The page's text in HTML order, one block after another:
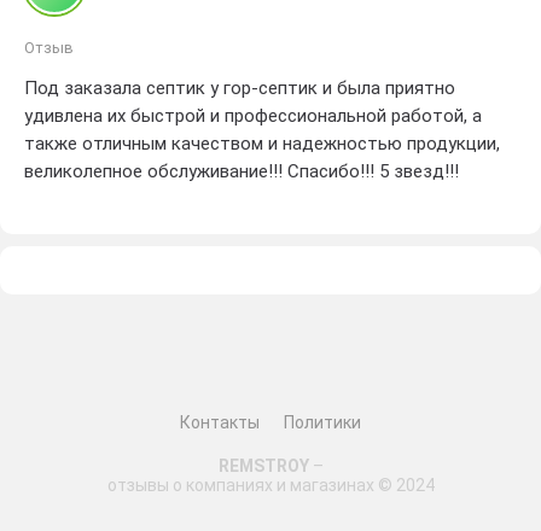
компании справились с установкой.Они проявили особую
заботу о моем дворе и минимизировали вред для
Септик, который я заказала, прекрасно функционирует и
полностью соответствует моим ожиданиям.Я больше не
беспокоюсь о проблемах с выгребной ямой и неприятных
запахах.Гор-Септик предоставляет надежное и
Отзыв
Под заказала септик у гор-септик и была приятно
удивлена их быстрой и профессиональной работой, а
также отличным качеством и надежностью продукции,
великолепное обслуживание!!! Спасибо!!! 5 звезд!!!
Контакты Политики
REMSTROY–
отзывы о компаниях и магазинах © 2024